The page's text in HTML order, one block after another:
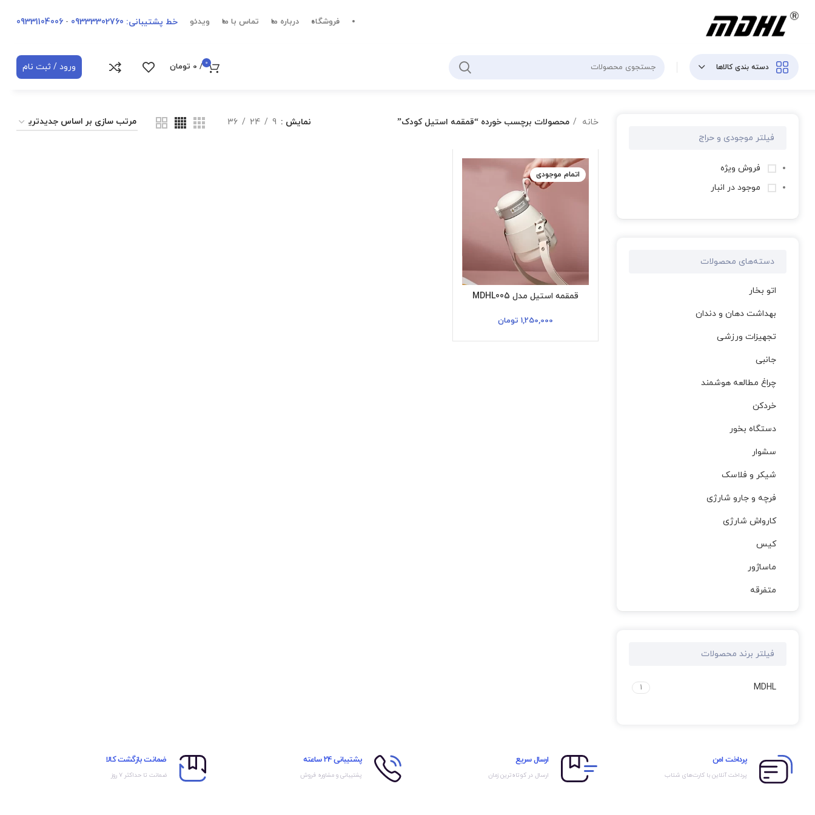
فروشگاه درباره ما تماس با ما ویدئو خط پشتیبانی: 09333302760 -
09331104006
دسته بندی کالاها 0
/
0 تومان ورود / ثبت نام
فیلتر موجودی و حراج
فروش ویژه
موجود در انبار
دسته‌های محصولات
اتو بخار
بهداشت دهان و دندان
تجهیزات ورزشی
جانبی
چراغ مطالعه هوشمند
خردکن
دستگاه بخور
سشوار
شیکر و فلاسک
فرچه و جارو شارژی
کارواش شارژی
کیس
ماساژور
متفرقه
فیلتر برند محصولات
MDHL
1
خانه محصولات برچسب خورده “قمقمه استیل کودک” نمایش 9
24
36
اتمام موجودی
قمقمه استیل مدل MDHL005
1,250,000 تومان
پرداخت امن
پرداخت آنلاین با کارت‌های شتاب
ارسال سریع
ارسال در کوتاه‌ترین زمان
پشتیبانی 24 ساعته
پشتیبانی و مشاوره فروش
ضمانت بازگشت کالا
ضمانت تا حداکثر ۷ روز